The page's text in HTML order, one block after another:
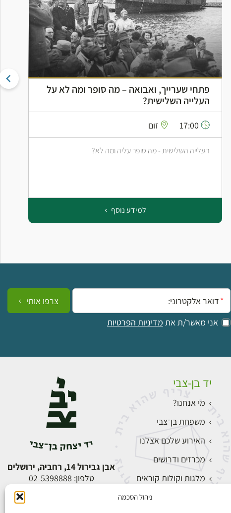
ניהול הסכמה
פתחי שערייך, ואבואה – מה סופר ומה לא על
העלייה השלישית?
17:00 זום
העלייה השלישית - מה סופר עליה ומה לא?
למידע נוסף
אימייל:
אני מאשר/ת את מדיניות הפרטיות
צרפו אותי
יד בן-צבי
מי אנחנו?
משפחת בן־צבי
האירוע שלכם אצלנו
מכרזים ודרושים
מלגות וקולות קוראים
אבן גבירול 14, רחביה, ירושלים
טלפון: 02-5398888